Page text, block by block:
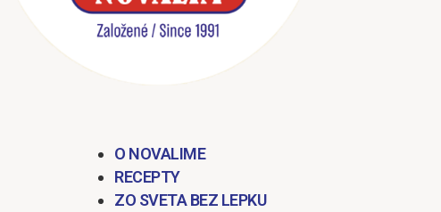
O NOVALIME
RECEPTY
ZO SVETA BEZ LEPKU